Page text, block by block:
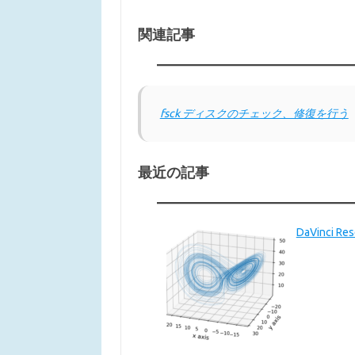
関連記事
fsck ディスクのチェック、修復を行う
最近の記事
DaVinci